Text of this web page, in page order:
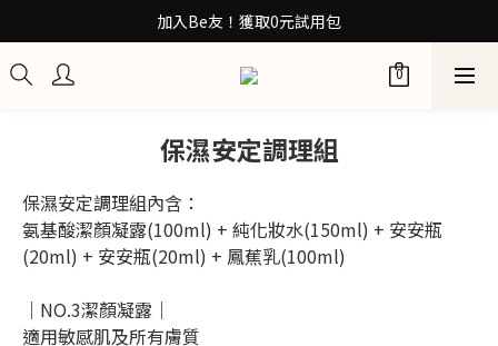
30秒檢測膚質！再拿保養配方箋7折券
加入Be友！獲取0元試用包
訂閱100+計畫 當筆即享8折優惠
保濕安定調理組
保濕安定調理組內含：
氨基酸潔顏凝露(100ml) + 純化妝水(150ml) + 安安瓶
(20ml) + 安安瓶(20ml) + 鳳蕉乳(100ml)
｜NO.3潔顏凝露｜
適用敏感肌及所有膚質